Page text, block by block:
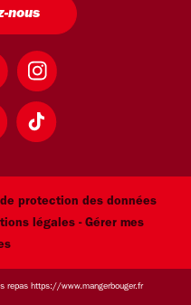
nous
protection des données
légales - Gérer mes
repas https://www.mangerbouger.fr